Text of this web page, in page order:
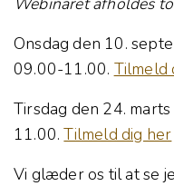
Onsdag den 10.
09.00-11.00. Tilmeld
Tirsdag den 24.
11.00.Tilmeld dig her
Vi glæder os til at se